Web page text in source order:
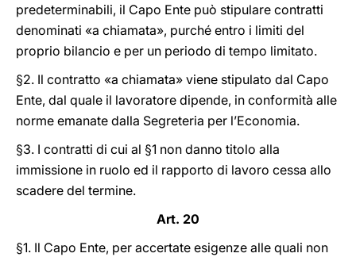
predeterminabili, il Capo Ente può stipulare contratti
denominati «a chiamata», purché entro i limiti del
proprio bilancio e per un periodo di tempo limitato.
§2. Il contratto «a chiamata» viene stipulato dal Capo
Ente, dal quale il lavoratore dipende, in conformità alle
norme emanate dalla Segreteria per l’Economia.
§3. I contratti di cui al §1 non danno titolo alla
immissione in ruolo ed il rapporto di lavoro cessa allo
scadere del termine.
Art. 20
§1. Il Capo Ente, per accertate esigenze alle quali non